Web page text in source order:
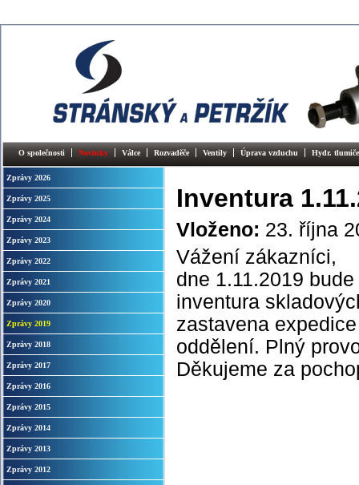
O společnosti Novinky Válce Rozvaděče Ventily Úprava vzduchu Hydr.
Zprávy 2026
Zprávy 2025
Zprávy 2024
Zprávy 2023
Zprávy 2022
Zprávy 2021
Zprávy 2020
Zprávy 2019
Zprávy 2018
Zprávy 2017
Zprávy 2016
Zprávy 2015
Zprávy 2014
Zprávy 2013
Zprávy 2012
Inventura
Vloženo: 23. října
Vážení zákazníci,
dne 1.11.2019
inventura
zastavena
oddělení. Plný
Děkujeme za